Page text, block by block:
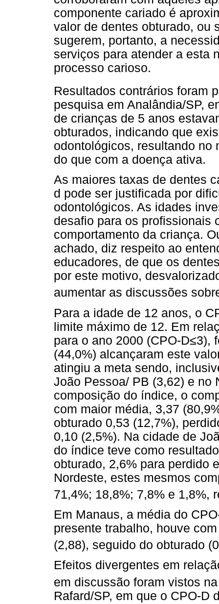
componente cariado é
valor de dentes obturado, ou
sugerem, portanto, a
serviços para atender a esta
processo carioso.
Resultados contrários foram
pesquisa em Analândia/SP,
de crianças de 5 anos
obturados, indicando que
odontológicos, resultando no
do que com a doença ativa.
As maiores taxas de dentes
d pode ser justificada por
odontológicos. As idades
desafio para os profissionais
comportamento da criança.
achado, diz respeito ao
educadores, de que os
por este motivo,
aumentar as discussões
Para a idade de 12 anos, o
limite máximo de 12. Em
para o ano 2000 (CPO-D≤3),
(44,0%) alcançaram este
atingiu a meta sendo,
João Pessoa/ PB (3,62) e no
composição do índice, o
com maior média, 3,37
obturado 0,53 (12,7%),
0,10 (2,5%). Na cidade de
do índice teve como
obturado, 2,6% para perdido
Nordeste, estes mesmos
71,4%; 18,8%; 7,8% e 1,8%,
Em Manaus, a média do
presente trabalho, houve
(2,88), seguido do obturado
Efeitos divergentes em
em discussão foram vistos
Rafard/SP, em que o CPO-D